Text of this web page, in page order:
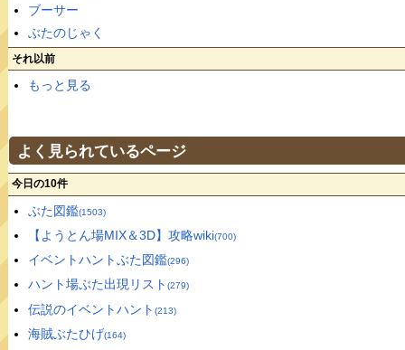
ブーサー
ぶたのじゃく
それ以前
もっと見る
よく見られているページ
今日の10件
ぶた図鑑(1503)
【ようとん場MIX＆3D】攻略wiki(700)
イベントハントぶた図鑑(296)
ハント場ぶた出現リスト (279)
伝説のイベントハント (213)
海賊ぶたひげ(164)